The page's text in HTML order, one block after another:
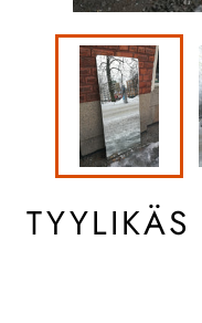
TYYLIKÄS